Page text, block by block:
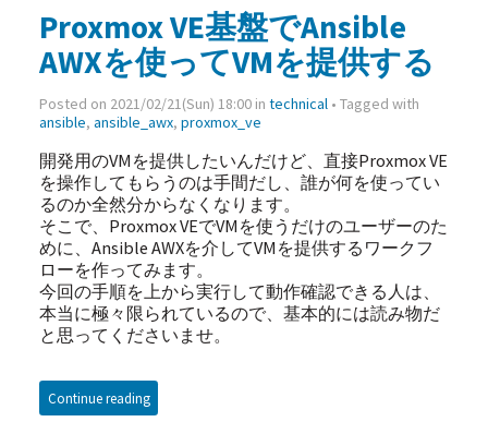
Proxmox VE基盤でAnsible
AWXを使ってVMを提供する
Posted on 2021/02/21(Sun) 18:00 in technical• Tagged with
ansible, ansible_awx, proxmox_ve
開発用のVMを提供したいんだけど、直接Proxmox VE
を操作してもらうのは手間だし、誰が何を使ってい
るのか全然分からなくなります。
そこで、Proxmox VEでVMを使うだけのユーザーのた
めに、Ansible AWXを介してVMを提供するワークフ
ローを作ってみます。
今回の手順を上から実行して動作確認できる人は、
本当に極々限られているので、基本的には読み物だ
と思ってくださいませ。
Continue reading